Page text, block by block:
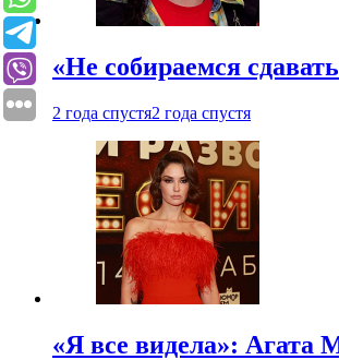
«Не собираемся
2 года спустя2 года спустя
«Я все видела»: Агата